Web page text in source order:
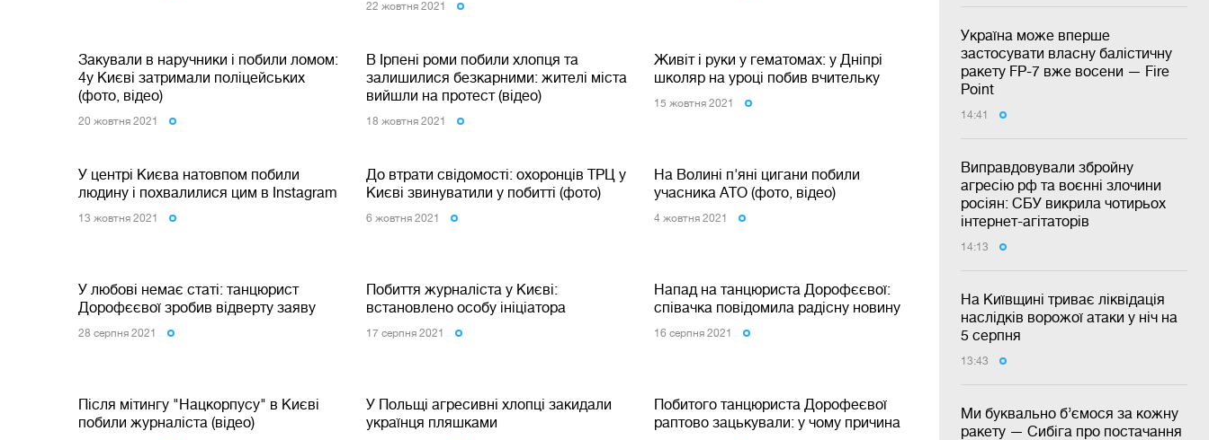
Україна може вперше
застосувати власну балістичну
ракету FP-7 вже восени — Fire
Point
14:41
Виправдовували збройну
агресію рф та воєнні злочини
росіян: СБУ викрила чотирьох
інтернет-агітаторів
14:13
На Київщині триває ліквідація
наслідків ворожої атаки у ніч на
5 серпня
13:43
Ми буквально б’ємося за кожну
ракету — Сибіга про постачання
22 жовтня 2021
Закували в наручники і побили ломом:
4у Києві затримали поліцейських
(фото, відео)
20 жовтня 2021
В Ірпені роми побили хлопця та
залишилися безкарними: жителі міста
вийшли на протест (відео)
18 жовтня 2021
Живіт і руки у гематомах: у Дніпрі
школяр на уроці побив вчительку
15 жовтня 2021
У центрі Києва натовпом побили
людину і похвалилися цим в Instagram
13 жовтня 2021
До втрати свідомості: охоронців ТРЦ у
Києві звинуватили у побитті (фото)
6 жовтня 2021
На Волині п'яні цигани побили
учасника АТО (фото, відео)
4 жовтня 2021
У любові немає статі: танцюрист
Дорофєєвої зробив відверту заяву
28 серпня 2021
Побиття журналіста у Києві:
встановлено особу ініціатора
17 серпня 2021
Напад на танцюриста Дорофєєвої:
співачка повідомила радісну новину
16 серпня 2021
Після мітингу "Нацкорпусу" в Києві
побили журналіста (відео)
У Польщі агресивні хлопці закидали
українця пляшками
Побитого танцюриста Дорофеєвої
раптово зацькували: у чому причина